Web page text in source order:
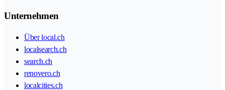
Unternehmen
Über local.ch
localsearch.ch
search.ch
renovero.ch
localcities.ch